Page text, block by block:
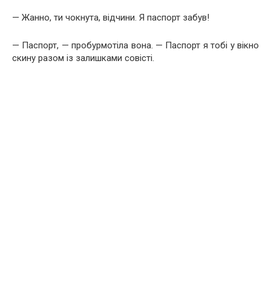
— Жанно, ти чокнута, відчини. Я паспорт забув!
— Паспорт, — пробурмотіла вона. — Паспорт я тобі у вікно
скину разом із залишками совісті.